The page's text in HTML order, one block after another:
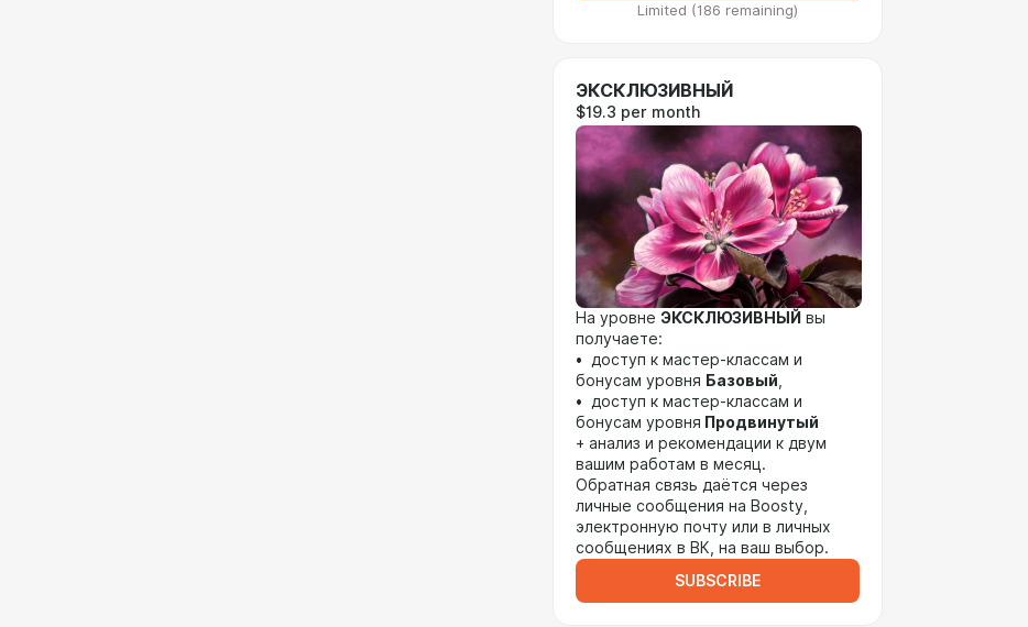
Limited (186 remaining)
ЭКСКЛЮЗИВНЫЙ
$19.3 per month
На уровне ЭКСКЛЮЗИВНЫЙ вы
получаете:
• доступ к мастер-классам и
бонусам уровня Базовый
• доступ к мастер-классам и
бонусам уровня Продвинутый
+ анализ и рекомендации к двум
вашим работам в месяц.
Обратная связь даётся через
личные сообщения на Boosty,
электронную почту или в личных
сообщениях в ВК, на ваш выбор.
SUBSCRIBE